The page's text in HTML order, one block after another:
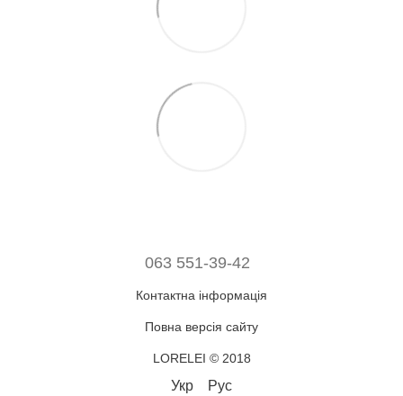
063 551-39-42
Контактна інформація
Повна версія сайту
LORELEI © 2018
Укр Рус